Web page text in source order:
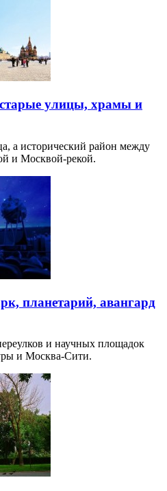
улицы, храмы и
а исторический район между
и Москвой-рекой.
планетарий, авангард
и научных площадок
и Москва-Сити.